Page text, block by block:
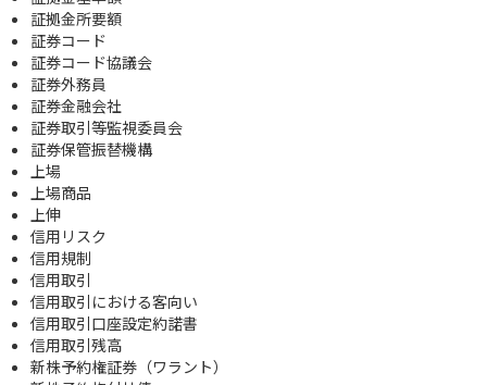
証拠金所要額
証券コード
証券コード協議会
証券外務員
証券金融会社
証券取引等監視委員会
証券保管振替機構
上場
上場商品
上伸
信用リスク
信用規制
信用取引
信用取引における客向い
信用取引口座設定約諾書
信用取引残高
新株予約権証券（ワラント）